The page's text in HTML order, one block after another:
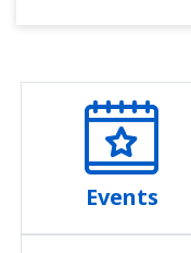
Events